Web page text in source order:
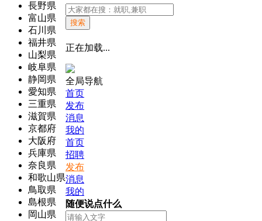
長野県
富山県
石川県
福井県
山梨県
岐阜県
静岡県
愛知県
三重県
滋賀県
京都府
大阪府
兵庫県
奈良県
和歌山県
鳥取県
島根県
岡山県
搜索
正在加载...
全局导航
首页
发布
消息
我的
首页
招聘
发布
消息
我的
随便说点什么